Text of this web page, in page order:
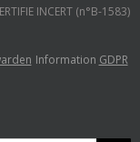
INCERT (n°B-1583)
Information GDPR